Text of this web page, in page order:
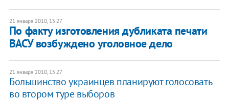
21 января 2010, 15:27
По факту изготовления дубликата печати
ВАСУ возбуждено уголовное дело
21 января 2010, 15:27
Большинство украинцев планируют голосовать
во втором туре выборов